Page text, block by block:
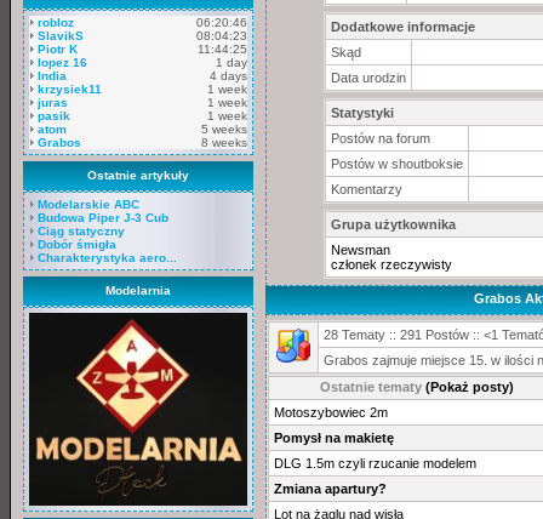
robloz
06:20:46
SlavikS
08:04:23
Piotr K
11:44:25
lopez 16
1 day
India
4 days
krzysiek11
1 week
juras
1 week
pasik
1 week
atom
5 weeks
Grabos
8 weeks
Ostatnie artykuły
Modelarskie ABC
Budowa Piper J-3 Cub
Ciąg statyczny
Dobór śmigła
Charakterystyka aero...
Modelarnia
Dodatkowe informacje
Skąd
Data urodzin
Statystyki
Postów na forum
Postów w shoutboksie
Komentarzy
Grupa użytkownika
Newsman
członek rzeczywisty
Grabos
28 Tematy :: 291 Postów :: <1
Grabos zajmuje miejsce 15. w ilości
Ostatnie tematy (Pokaż posty)
Motoszybowiec 2m
Pomysł na makietę
DLG 1.5m czyli rzucanie modelem
Zmiana apartury?
Lot na żaglu nad wisła